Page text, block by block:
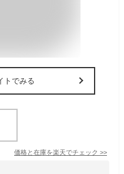
トでみる
価格と在庫を楽天でチェック >>